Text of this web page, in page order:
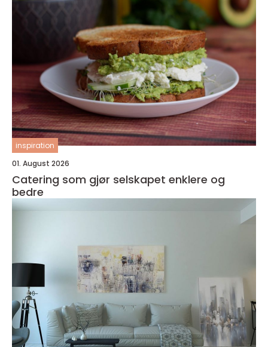
inspiration
01. August 2026
Catering som gjør selskapet enklere og
bedre